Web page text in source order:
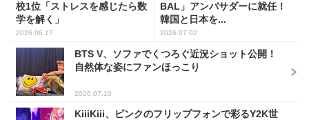
校1位「ストレスを感じたら数
学を解く」
2026.06.17
BAL」アンバサダーに就任！
韓国と日本を...
2026.07.02
BTS V、ソファでくつろぐ近況ショット公開！
自然体な姿にファンほっこり
2026.07.10
KiiiKiii、ピンクのフリップフォンで彩るY2K世